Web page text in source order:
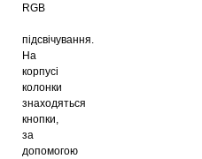
RGB
підсвічування.
На
корпусі
колонки
знаходяться
кнопки,
за
допомогою